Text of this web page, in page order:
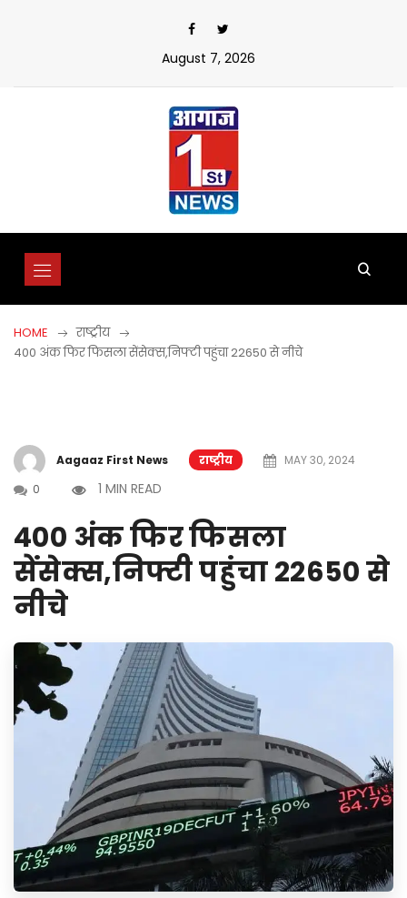
August 7, 2026
HOME
राष्ट्रीय
400 अंक फिर फिसला सेंसेक्स,निफ्टी पहुंचा 22650 से नीचे
Aagaaz First News राष्ट्रीय
MAY 30, 2024
0
1 MIN READ
400 अंक फिर फिसला
सेंसेक्स,निफ्टी पहुंचा 22650 से
नीचे